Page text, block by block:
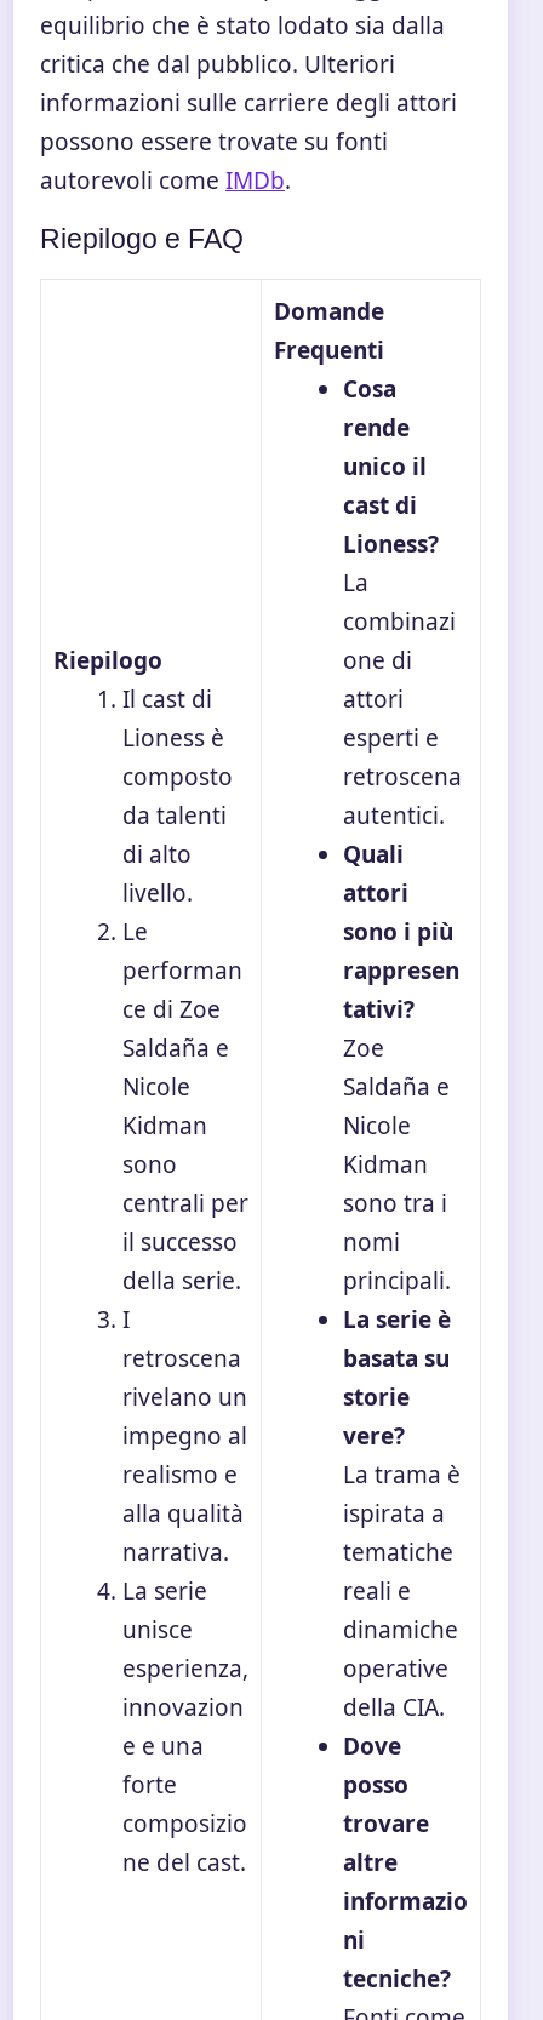
equilibrio che è stato lodato sia dalla
critica che dal pubblico. Ulteriori
informazioni sulle carriere degli attori
possono essere trovate su fonti
autorevoli come IMDb.
Riepilogo e FAQ
Riepilogo
Il cast di
Lioness è
composto
da talenti
di alto
livello.
Le
performan
ce di Zoe
Saldaña e
Nicole
Kidman
sono
centrali per
il successo
della serie.
I
retroscena
rivelano un
impegno al
realismo e
alla qualità
narrativa.
La serie
unisce
esperienza,
innovazion
e e una
forte
composizio
ne del cast.
Domande
Frequenti
Cosa
rende
unico il
cast di
Lioness?
La
combinazi
one di
attori
esperti e
retroscena
autentici.
Quali
attori
sono i più
rappresen
tativi?
Zoe
Saldaña e
Nicole
Kidman
sono tra i
nomi
principali.
La serie è
basata su
storie
vere?
La trama è
ispirata a
tematiche
reali e
dinamiche
operative
della CIA.
Dove
posso
trovare
altre
informazio
ni
tecniche?